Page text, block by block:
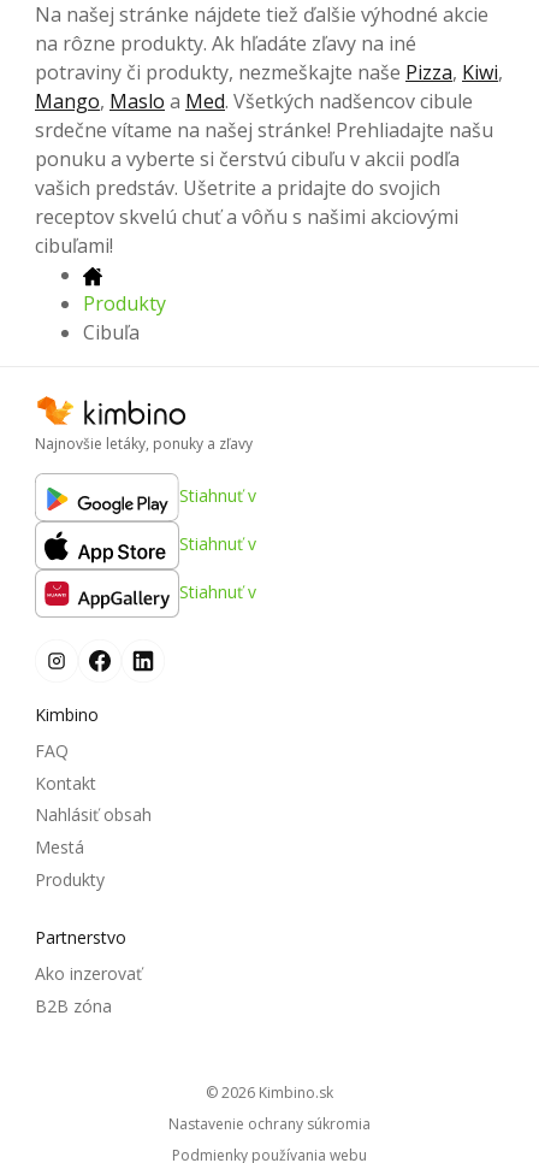
Na našej stránke nájdete tiež ďalšie výhodné akcie
na rôzne produkty. Ak hľadáte zľavy na iné
potraviny či produkty, nezmeškajte naše Pizza, Kiwi,
Mango, Maslo a Med. Všetkých nadšencov cibule
srdečne vítame na našej stránke! Prehliadajte našu
ponuku a vyberte si čerstvú cibuľu v akcii podľa
vašich predstáv. Ušetrite a pridajte do svojich
receptov skvelú chuť a vôňu s našimi akciovými
cibuľami!
Produkty
Cibuľa
Najnovšie letáky, ponuky a zľavy
Stiahnuť v
Stiahnuť v
Stiahnuť v
Kimbino
FAQ
Kontakt
Nahlásiť obsah
Mestá
Produkty
Partnerstvo
Ako inzerovať
B2B zóna
© 2026
kimbino.sk
Nastavenie ochrany súkromia
Podmienky používania webu